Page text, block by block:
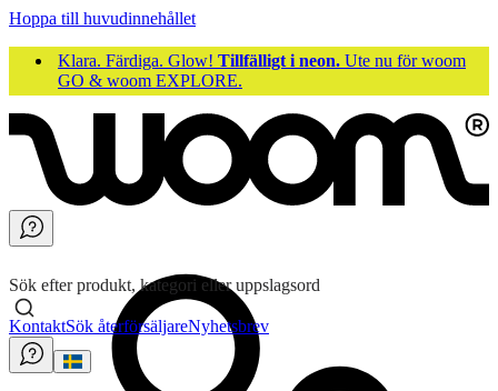
Hoppa till huvudinnehållet
Klara. Färdiga. Glow! Tillfälligt i neon. Ute nu för woom
GO & woom EXPLORE.
Sök efter produkt, kategori eller uppslagsord
KontaktSök återförsäljareNyhetsbrev